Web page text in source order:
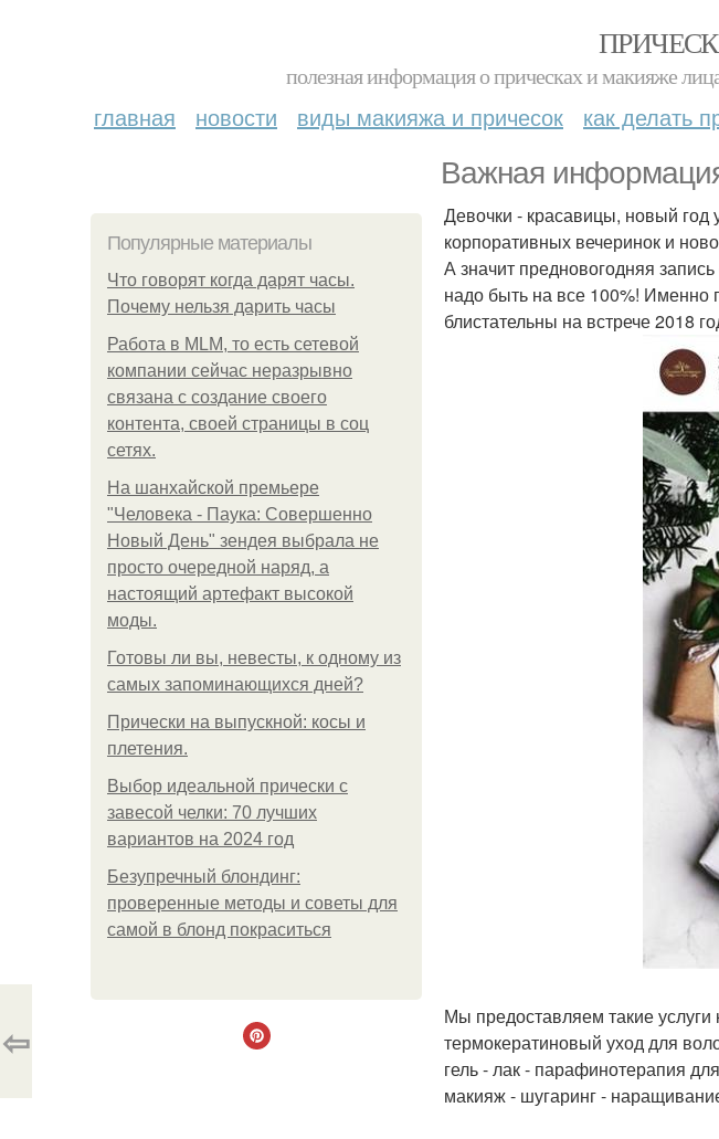
полезная информация о прическах и макияже
главная новости виды макияжа и причесок как делать
Важная
Популярные материалы
Что говорят когда дарят часы.
Почему нельзя дарить часы
Работа в MLM, то есть сетевой
компании сейчас неразрывно
связана с создание своего
контента, своей страницы в соц
сетях.
На шанхайской премьере
"Человека - Паука: Совершенно
Новый День" зендея выбрала не
просто очередной наряд, а
настоящий артефакт высокой
моды.
Готовы ли вы, невесты, к одному из
самых запоминающихся дней?
Прически на выпускной: косы и
плетения.
Выбор идеальной прически с
завесой челки: 70 лучших
вариантов на 2024 год
Безупречный блондинг:
проверенные методы и советы для
самой в блонд покраситься
Девочки - красавицы, новый год
корпоративных вечеринок и
А значит предновогодняя
надо быть на все 100%! Именно
блистательны на встрече 2018
Мы предоставляем такие услуги
термокератиновый уход для
гель - лак - парафинотерапия
макияж - шугаринг -
⇦